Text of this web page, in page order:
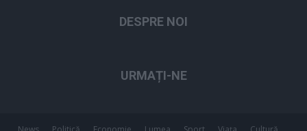
DESPRE NOI
URMAȚI-NE